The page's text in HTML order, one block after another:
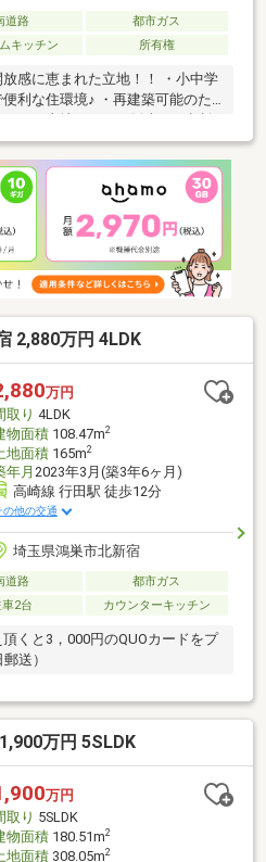
道路
都市ガス
キッチン 所有権
恵まれた立地！！ ・小中学
利な住環境♪ ・再建築可能のた
2,880万円 4LDK
万円
取り 4LDK
物面積108.47m2
地面積165m2
年月 2023年3月(築3年6ヶ月)
高崎線 行田駅 徒歩12分
の他の交通
埼玉県鴻巣市北新宿
道路
都市ガス
2台 カウンターキッチン
くと3，000円のQUOカードをプ
送）
万円 5SLDK
万円
取り 5SLDK
物面積180.51m2
地面積308.05m2